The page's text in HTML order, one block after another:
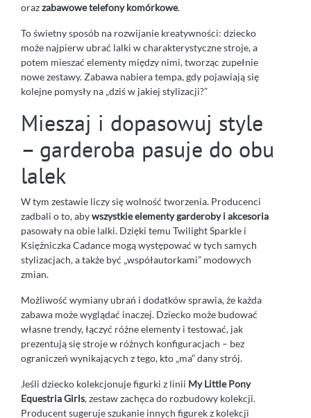
orazzabawowe telefony komórkowe.
To świetny sposób na rozwijanie kreatywności: dziecko
może najpierw ubrać lalki w charakterystyczne stroje, a
potem mieszać elementy między nimi, tworząc zupełnie
nowe zestawy. Zabawa nabiera tempa, gdy pojawiają się
kolejne pomysły na „dziś w jakiej stylizacji?”
Mieszaj i dopasowuj style
– garderoba pasuje do obu
lalek
W tym zestawie liczy się wolność tworzenia. Producenci
zadbali o to, abywszystkie elementy garderoby i akcesoria
pasowały na obie lalki. Dzięki temu Twilight Sparkle i
Księżniczka Cadance mogą występować w tych samych
stylizacjach, a także być „współautorkami” modowych
zmian.
Możliwość wymiany ubrań i dodatków sprawia, że każda
zabawa może wyglądać inaczej. Dziecko może budować
własne trendy, łączyć różne elementy i testować, jak
prezentują się stroje w różnych konfiguracjach – bez
ograniczeń wynikających z tego, kto „ma” dany strój.
Jeśli dziecko kolekcjonuje figurki z linii My Little Pony
Equestria Girls, zestaw zachęca do rozbudowy kolekcji.
Producent sugeruje szukanie innych figurek z kolekcji